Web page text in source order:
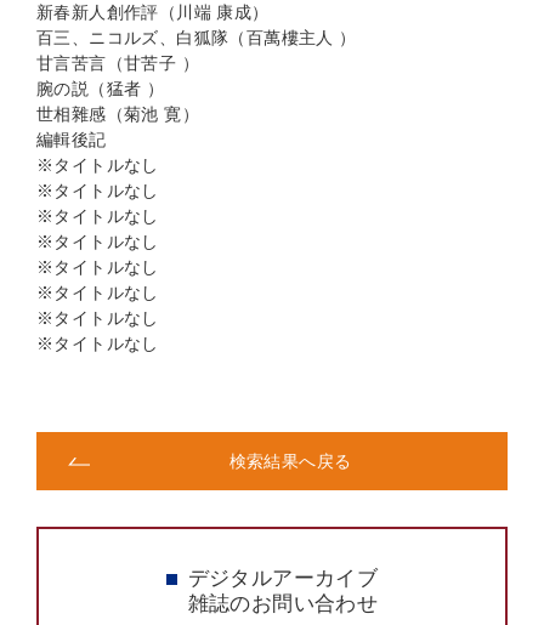
新春新人創作評（川端 康成）
百三、ニコルズ、白狐隊（百萬樓主人 ）
甘言苦言（甘苦子 ）
腕の説（猛者 ）
世相雜感（菊池 寛）
編輯後記
※タイトルなし
※タイトルなし
※タイトルなし
※タイトルなし
※タイトルなし
※タイトルなし
※タイトルなし
※タイトルなし
検索結果へ戻る
デジタルアーカイブ
雑誌のお問い合わせ